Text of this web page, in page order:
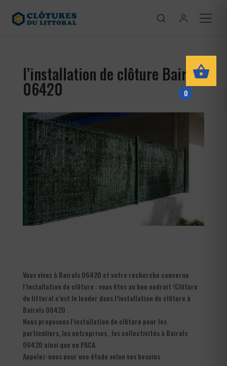
l’installation de clôture Bairols
06420
Vous vivez à Bairols 06420 et votre recherche concerne
l’installation de clôture : vous êtes au bon endroit !Clôture
du littoral c’est le leader dans l’installation de clôture à
Bairols 06420 .
Nous proposons l’installation de clôture pour les
particuliers, les entreprises , les collectivités à Bairols
06420 ainsi que en PACA.
Appelez-nous pour une étude selon vos besoins
0